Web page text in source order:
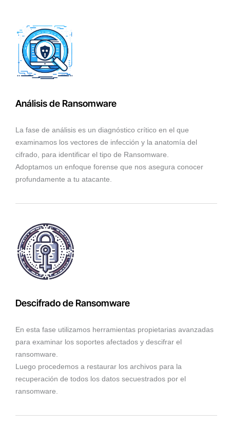
Análisis de Ransomware
La fase de análisis es un diagnóstico crítico en el que
examinamos los vectores de infección y la anatomía del
cifrado, para identificar el tipo de Ransomware.
Adoptamos un enfoque forense que nos asegura conocer
profundamente a tu atacante.
Descifrado de Ransomware
En esta fase utilizamos herramientas propietarias avanzadas
para examinar los soportes afectados y descifrar el
ransomware.
Luego procedemos a restaurar los archivos para la
recuperación de todos los datos secuestrados por el
ransomware.